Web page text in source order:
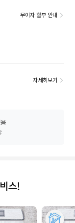
무이자 할부 안내
자세히보기
스!